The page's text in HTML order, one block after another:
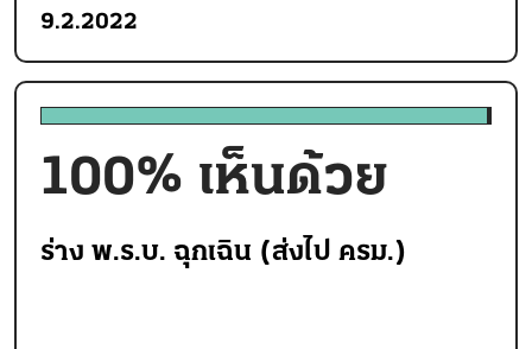
9.2.2022
100% เห็นด้วย
ร่าง พ.ร.บ. ฉุกเฉิน (ส่งไป ครม.)